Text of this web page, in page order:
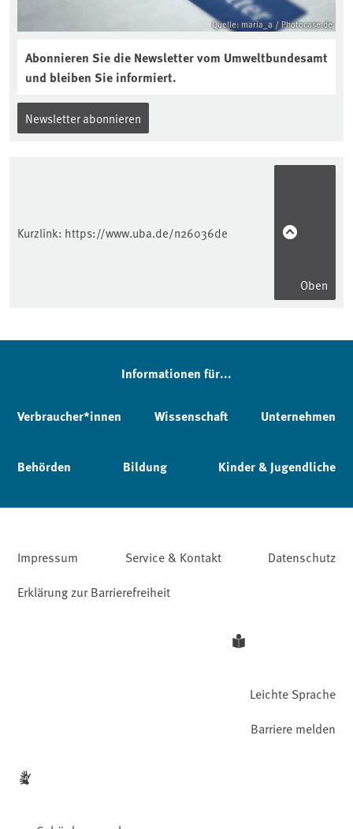
Quelle: maria_a / Photocase.de
Abonnieren Sie die Newsletter vom Umweltbundesamt
und bleiben Sie informiert.
Newsletter abonnieren
Kurzlink: https://www.uba.de/n26036de
Oben
Informationen für...
Verbraucher*innen Wissenschaft Unternehmen
Behörden Bildung Kinder & Jugendliche
Impressum Service & Kontakt
Datenschutz
Erklärung zur Barrierefreiheit
Leichte Sprache
Barriere melden